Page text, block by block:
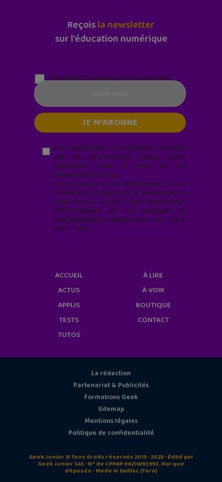
Reçoisla newsletter
sur l'éducation numérique
Parentalité numérique (le lundi matin)
En soumettant ce formulaire, j’accepte
que les informations saisies soient
exploitées* dans le cadre de ma
demande de contact.
Vous pouvez vous désabonner à tout
moment en cliquant sur le lien en bas de
page de nos emails. Pour obtenir plus
d'informations sur nos pratiques de
confidentialité, rendez-vous sur notre
site web
ACCUEIL
ACTUS
APPLIS
TESTS
TUTOS
À LIRE
À VOIR
BOUTIQUE
CONTACT
La rédaction
Partenariat & Publicités
Formations Geek
Sitemap
Mentions légales
Politique de confidentialité
Geek Junior © Tous droits réservés 2015 - 2025 - Édité par
Geek Junior SAS - N° de CPPAP 0621W93953. Marque
déposée - Made in Gaillac (Tarn)